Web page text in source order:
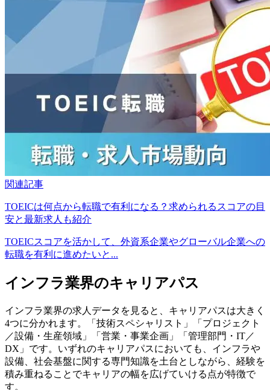
関連記事
TOEICは何点から転職で有利になる？求められるスコアの目
安と最新求人も紹介
TOEICスコアを活かして、外資系企業やグローバル企業への
転職を有利に進めたいと...
インフラ業界のキャリアパス
インフラ業界の求人データを見ると、キャリアパスは大きく
4つに分かれます。「技術スペシャリスト」「プロジェクト
／設備・生産領域」「営業・事業企画」「管理部門・IT／
DX」です。いずれのキャリアパスにおいても、インフラや
設備、社会基盤に関する専門知識を土台としながら、経験を
積み重ねることでキャリアの幅を広げていける点が特徴で
す。